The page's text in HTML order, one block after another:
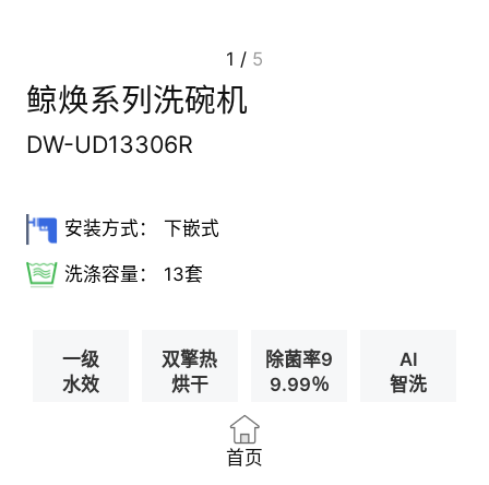
1 / 5
鲸焕系列洗碗机
DW-UD13306R
安装方式： 下嵌式
洗涤容量： 13套
一级
水效
双擎热
烘干
除菌率9
9.99％
AI
智洗
首页